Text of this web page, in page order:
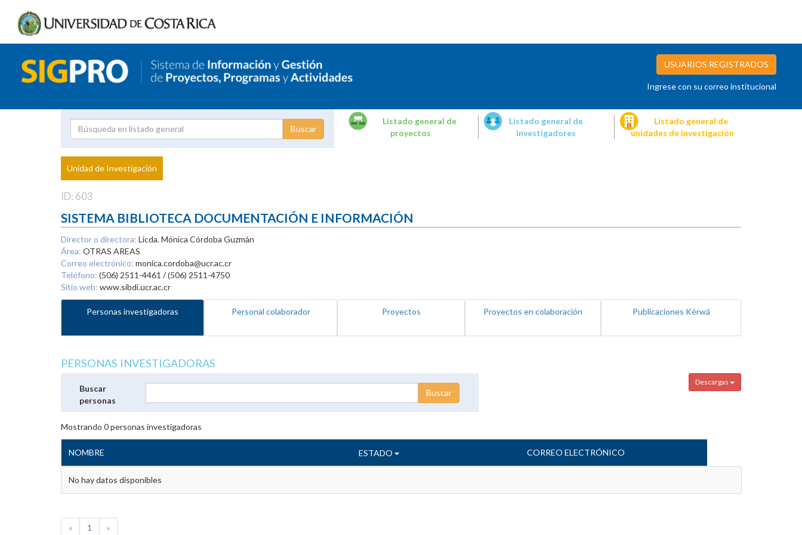
USUARIOS REGISTRADOS
Ingrese con su correo institucional
Proyecto
Investigador
Listado general de
proyectos
Listado general de
investigadores
Listado general de
unidades de investigación
Unidad de Investigación
ID: 603
SISTEMA BIBLIOTECA DOCUMENTACIÓN E INFORMACIÓN
Director o directora: Licda. Mónica Córdoba Guzmán
Área: OTRAS AREAS
Correo electrónico: monica.cordoba@ucr.ac.cr
Teléfono: (506) 2511-4461 / (506) 2511-4750
Sitio web: www.sibdi.ucr.ac.cr
Personas investigadoras Personal colaborador Proyectos Proyectos en colaboración Publicaciones Kérwá
PERSONAS INVESTIGADORAS
Descargas
Buscar
personas
Mostrando 0personas investigadoras
NOMBRE ESTADO CORREO ELECTRÓNICO
No hay datos disponibles
« 1 »